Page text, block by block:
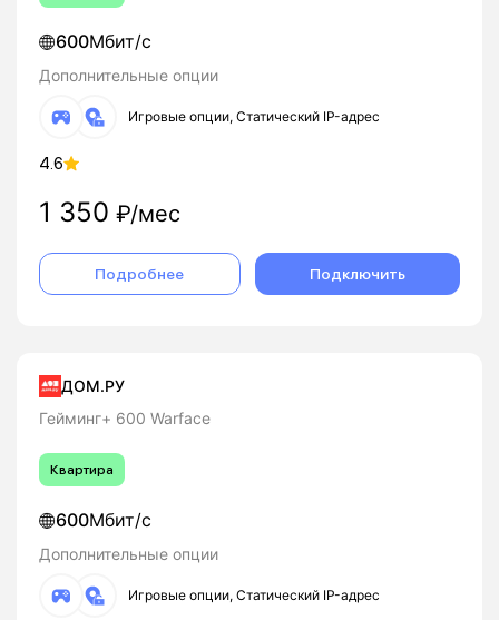
600Мбит/с
Дополнительные опции
Игровые опции, Статический IP-адрес
4.6
1 350 ₽/мес
Подробнее Подключить
ДОМ.РУ
Гейминг+ 600 Warface
Квартира
600Мбит/с
Дополнительные опции
Игровые опции, Статический IP-адрес